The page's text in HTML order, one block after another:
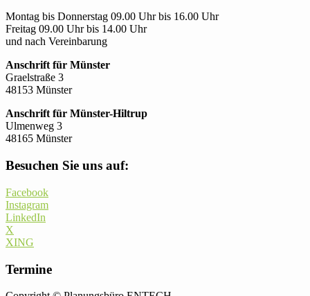
Montag bis Donnerstag 09.00 Uhr bis 16.00 Uhr
Freitag 09.00 Uhr bis 14.00 Uhr
und nach Vereinbarung
Anschrift für Münster
Graelstraße 3
48153 Münster
Anschrift für Münster-Hiltrup
Ulmenweg 3
48165 Münster
Besuchen Sie uns auf:
Facebook
Instagram
LinkedIn
X
XING
Termine